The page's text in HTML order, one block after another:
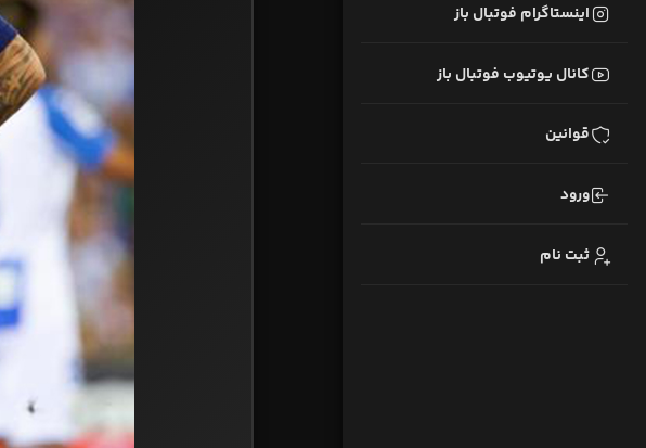
اینستاگرام فوتبال باز
کانال یوتیوب فوتبال باز
قوانین
ورود
ثبت نام